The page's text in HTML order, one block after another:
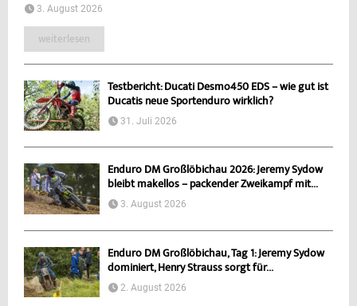
3. August 2026
weiterlesen
Testbericht: Ducati Desmo450 EDS – wie gut ist
Ducatis neue Sportenduro wirklich?
31. Juli 2026
Enduro DM Großlöbichau 2026: Jeremy Sydow
bleibt makellos – packender Zweikampf mit...
3. August 2026
Enduro DM Großlöbichau, Tag 1: Jeremy Sydow
dominiert, Henry Strauss sorgt für...
2. August 2026